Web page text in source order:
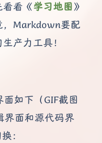
看《学习地图》
Markdown要配
产力工具！
如下（GIF截图
界面和源代码界
：